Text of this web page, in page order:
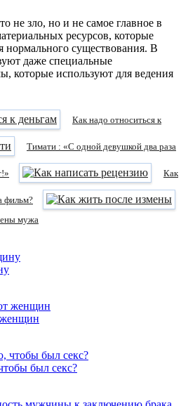
не зло, но и не самое главное в
ресурсов, которые
нормального существования. В
даже специальные
которые используют для ведения
Как надо относиться к
Тимати : «С одной девушкой два раза
Как
фильм?
мужа
женщин
был секс?